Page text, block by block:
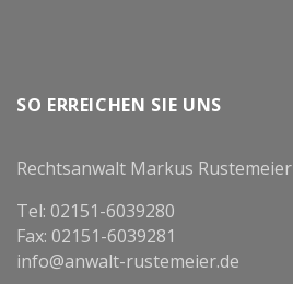
SO ERREICHEN SIE UNS
Rechtsanwalt Markus Rustemeier
Tel: 02151-6039280
Fax: 02151-6039281
info@anwalt-rustemeier.de